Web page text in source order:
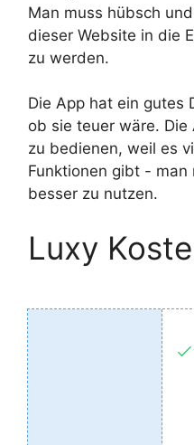
Man muss hübsch
dieser Website in die
zu werden.
Die App hat ein gutes
ob sie teuer wäre.
zu bedienen, weil es
Funktionen gibt - man
besser zu nutzen.
Luxy